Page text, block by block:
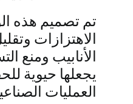
تم تصميم هذه
الاهتزازات
الأنابيب ومنع
يجعلها حيوية
العمليات